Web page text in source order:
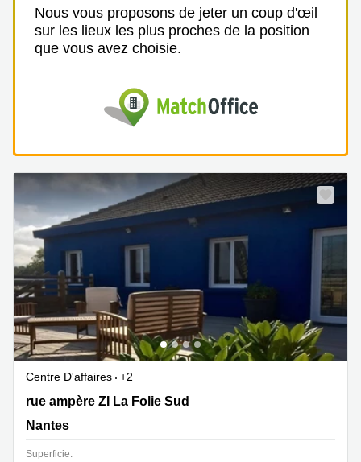
Nous vous proposons de jeter un coup d'œil
sur les lieux les plus proches de la position
que vous avez choisie.
Centre D'affaires
+2
18 rue ampère ZI La Folie Sud , Nantes
rue ampère ZI La Folie Sud
Nantes
Superficie: